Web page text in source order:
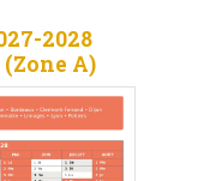
2028
A)